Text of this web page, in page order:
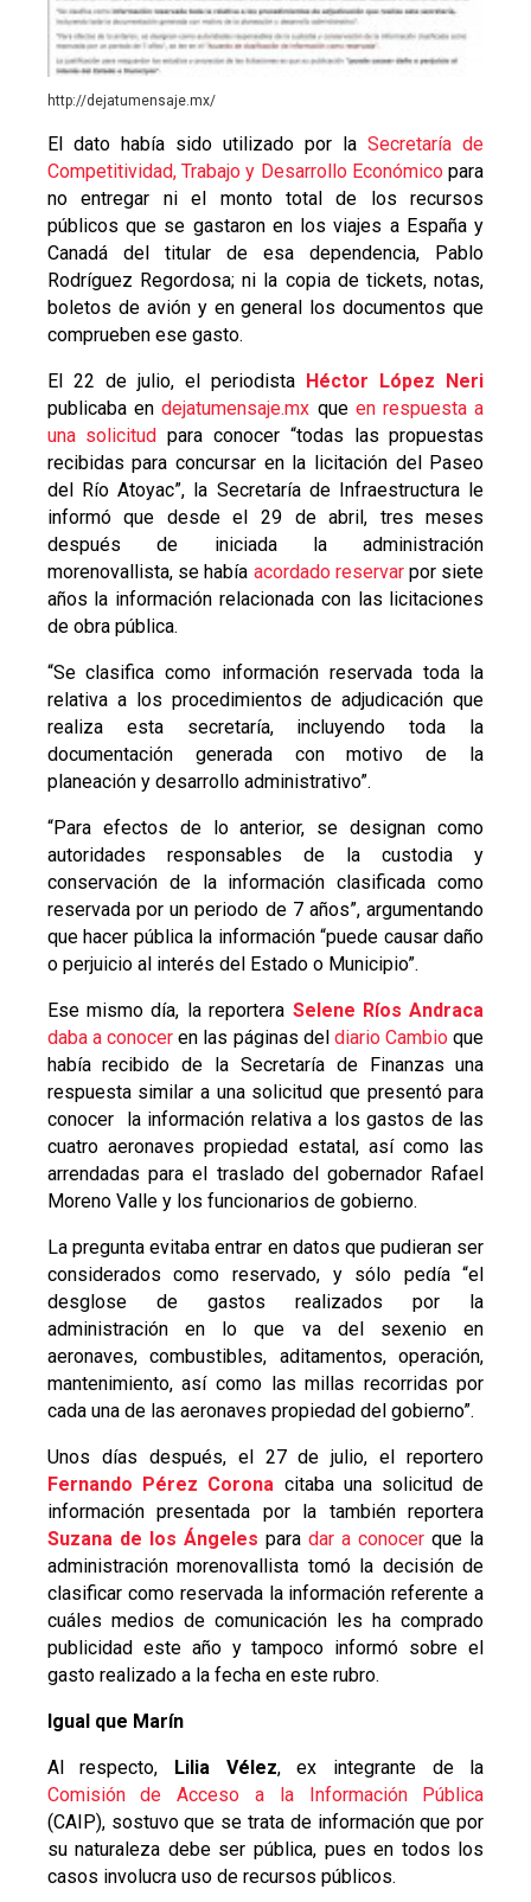
http://dejatumensaje.mx/
El dato había sido utilizado por laSecretaría de
Competitividad, Trabajo y Desarrollo Económico para
no entregar ni el monto total de los recursos
públicos que se gastaron en los viajes a España y
Canadá del titular de esa dependencia, Pablo
Rodríguez Regordosa; ni la copia de tickets, notas,
boletos de avión y en general los documentos que
comprueben ese gasto.
El 22 de julio, el periodista Héctor López Neri
publicaba endejatumensaje.mx que en respuesta a
una solicitud para conocer “todas las propuestas
recibidas para concursar en la licitación del Paseo
del Río Atoyac”, la Secretaría de Infraestructura le
informó que desde el 29 de abril, tres meses
después de iniciada la administración
morenovallista, se había acordado reservarpor siete
años la información relacionada con las licitaciones
de obra pública.
“Se clasifica como información reservada toda la
relativa a los procedimientos de adjudicación que
realiza esta secretaría, incluyendo toda la
documentación generada con motivo de la
planeación y desarrollo administrativo”.
“Para efectos de lo anterior, se designan como
autoridades responsables de la custodia y
conservación de la información clasificada como
reservada por un periodo de 7 años”, argumentando
que hacer pública la información “puede causar daño
o perjuicio al interés del Estado o Municipio”.
Ese mismo día, la reportera Selene Ríos Andraca
daba a conocer en las páginas del diario Cambio que
había recibido de la Secretaría de Finanzas una
respuesta similar a una solicitud que presentó para
conocer la información relativa a los gastos de las
cuatro aeronaves propiedad estatal, así como las
arrendadas para el traslado del gobernador Rafael
Moreno Valle y los funcionarios de gobierno.
La pregunta evitaba entrar en datos que pudieran ser
considerados como reservado, y sólo pedía “el
desglose de gastos realizados por la
administración en lo que va del sexenio en
aeronaves, combustibles, aditamentos, operación,
mantenimiento, así como las millas recorridas por
cada una de las aeronaves propiedad del gobierno”.
Unos días después, el 27 de julio, el reportero
Fernando Pérez Corona citaba una solicitud de
información presentada por la también reportera
Suzana de los Ángeles paradar a conocer que la
administración morenovallista tomó la decisión de
clasificar como reservada la información referente a
cuáles medios de comunicación les ha comprado
publicidad este año y tampoco informó sobre el
gasto realizado a la fecha en este rubro.
Igual que Marín
Al respecto, Lilia Vélez, ex integrante de la
Comisión de Acceso a la Información Pública
(CAIP), sostuvo que se trata de información que por
su naturaleza debe ser pública, pues en todos los
casos involucra uso de recursos públicos.